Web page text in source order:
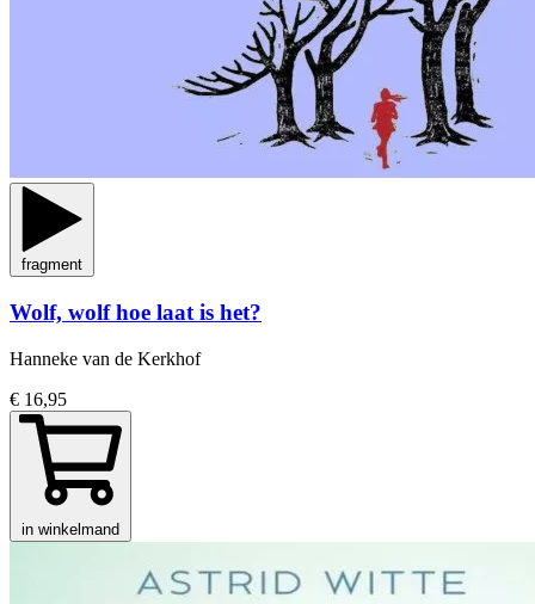
fragment
Wolf, wolf hoe laat is het?
Hanneke van de Kerkhof
€ 16,95
in winkelmand